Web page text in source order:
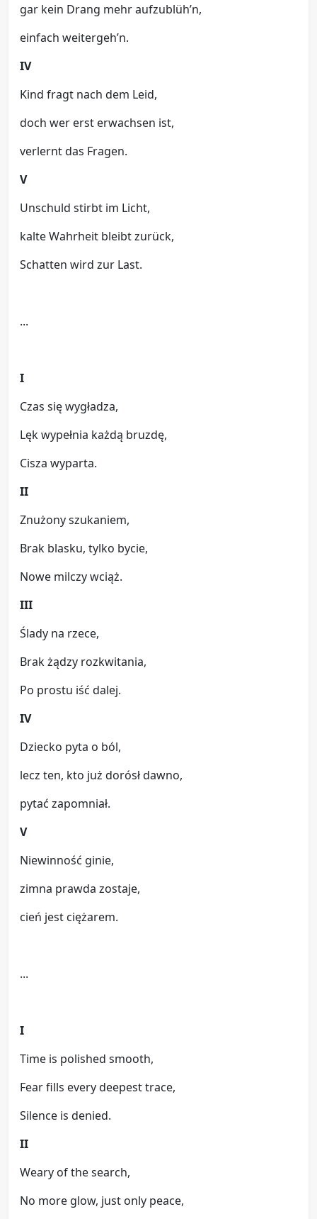
gar kein Drang mehr aufzublüh’n,
einfach weitergeh’n.
IV
Kind fragt nach dem Leid,
doch wer erst erwachsen ist,
verlernt das Fragen.
V
Unschuld stirbt im Licht,
kalte Wahrheit bleibt zurück,
Schatten wird zur Last.
...
I
Czas się wygładza,
Lęk wypełnia każdą bruzdę,
Cisza wyparta.
II
Znużony szukaniem,
Brak blasku, tylko bycie,
Nowe milczy wciąż.
III
Ślady na rzece,
Brak żądzy rozkwitania,
Po prostu iść dalej.
IV
Dziecko pyta o ból,
lecz ten, kto już dorósł dawno,
pytać zapomniał.
V
Niewinność ginie,
zimna prawda zostaje,
cień jest ciężarem.
...
I
Time is polished smooth,
Fear fills every deepest trace,
Silence is denied.
II
Weary of the search,
No more glow, just only peace,